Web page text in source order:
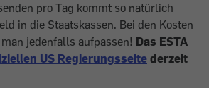
pro Tag kommt so natürlich
in die Staatskassen. Bei den Kosten
jedenfalls aufpassen! Das ESTA
US Regierungsseite derzeit